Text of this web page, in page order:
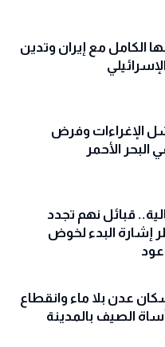
الكامل مع إيران وتدين
الإغراءات وفرض
الأحمر
قبائل نهم تجدد
إشارة البدء لخوض
عدن بلا ماء وانقطاع
الصيف بالمدينة